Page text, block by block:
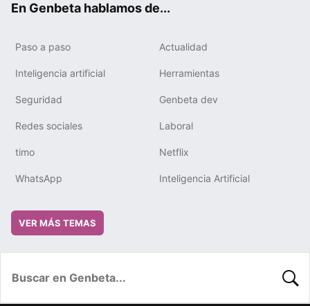
En Genbeta hablamos de...
Paso a paso Actualidad
Inteligencia artificial Herramientas
Seguridad Genbeta dev
Redes sociales Laboral
timo Netflix
WhatsApp Inteligencia Artificial
VER MÁS TEMAS